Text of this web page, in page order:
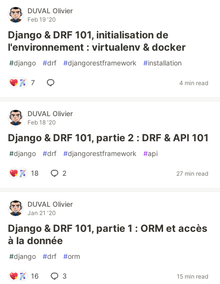
DUVAL Olivier
Feb 19 '20
Django & DRF 101, initialisation de
l'environnement : virtualenv & docker
#django #drf #djangorestframework #installation
7 4 min read
DUVAL Olivier
Feb 18 '20
Django & DRF 101, partie 2 : DRF & API 101
#django #drf #djangorestframework #api
18 2 27 min read
DUVAL Olivier
Jan 21 '20
Django & DRF 101, partie 1 : ORM et accès
à la donnée
#django #drf #orm
16 3 15 min read